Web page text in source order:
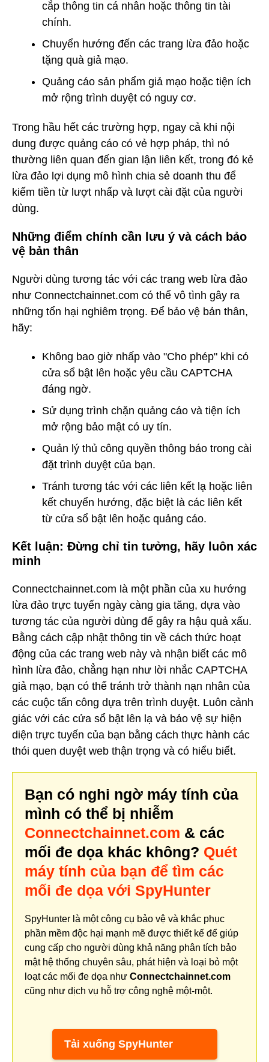
cắp thông tin cá nhân hoặc thông tin tài
chính.
Chuyển hướng đến các trang lừa đảo hoặc
tặng quà giả mạo.
Quảng cáo sản phẩm giả mạo hoặc tiện ích
mở rộng trình duyệt có nguy cơ.
Trong hầu hết các trường hợp, ngay cả khi nội
dung được quảng cáo có vẻ hợp pháp, thì nó
thường liên quan đến gian lận liên kết, trong đó kẻ
lừa đảo lợi dụng mô hình chia sẻ doanh thu để
kiếm tiền từ lượt nhấp và lượt cài đặt của người
dùng.
Những điểm chính cần lưu ý và cách bảo
vệ bản thân
Người dùng tương tác với các trang web lừa đảo
như Connectchainnet.com có thể vô tình gây ra
những tổn hại nghiêm trọng. Để bảo vệ bản thân,
hãy:
Không bao giờ nhấp vào "Cho phép" khi có
cửa sổ bật lên hoặc yêu cầu CAPTCHA
đáng ngờ.
Sử dụng trình chặn quảng cáo và tiện ích
mở rộng bảo mật có uy tín.
Quản lý thủ công quyền thông báo trong cài
đặt trình duyệt của bạn.
Tránh tương tác với các liên kết lạ hoặc liên
kết chuyển hướng, đặc biệt là các liên kết
từ cửa sổ bật lên hoặc quảng cáo.
Kết luận: Đừng chỉ tin tưởng, hãy luôn xác
minh
Connectchainnet.com là một phần của xu hướng
lừa đảo trực tuyến ngày càng gia tăng, dựa vào
tương tác của người dùng để gây ra hậu quả xấu.
Bằng cách cập nhật thông tin về cách thức hoạt
động của các trang web này và nhận biết các mô
hình lừa đảo, chẳng hạn như lời nhắc CAPTCHA
giả mạo, bạn có thể tránh trở thành nạn nhân của
các cuộc tấn công dựa trên trình duyệt. Luôn cảnh
giác với các cửa sổ bật lên lạ và bảo vệ sự hiện
diện trực tuyến của bạn bằng cách thực hành các
thói quen duyệt web thận trọng và có hiểu biết.
Bạn có nghi ngờ máy tính của
mình có thể bị nhiễm
Connectchainnet.com & các
mối đe dọa khác không? Quét
máy tính của bạn để tìm các
mối đe dọa với SpyHunter
SpyHunter là một công cụ bảo vệ và khắc phục
phần mềm độc hại mạnh mẽ được thiết kế để giúp
cung cấp cho người dùng khả năng phân tích bảo
mật hệ thống chuyên sâu, phát hiện và loại bỏ một
loạt các mối đe dọa như Connectchainnet.com
cũng như dịch vụ hỗ trợ công nghệ một-một.
Tải xuống SpyHunter